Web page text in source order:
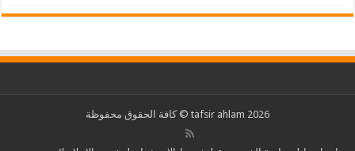
2026 tafsir ahlam © كافة الحقوق محفوظة